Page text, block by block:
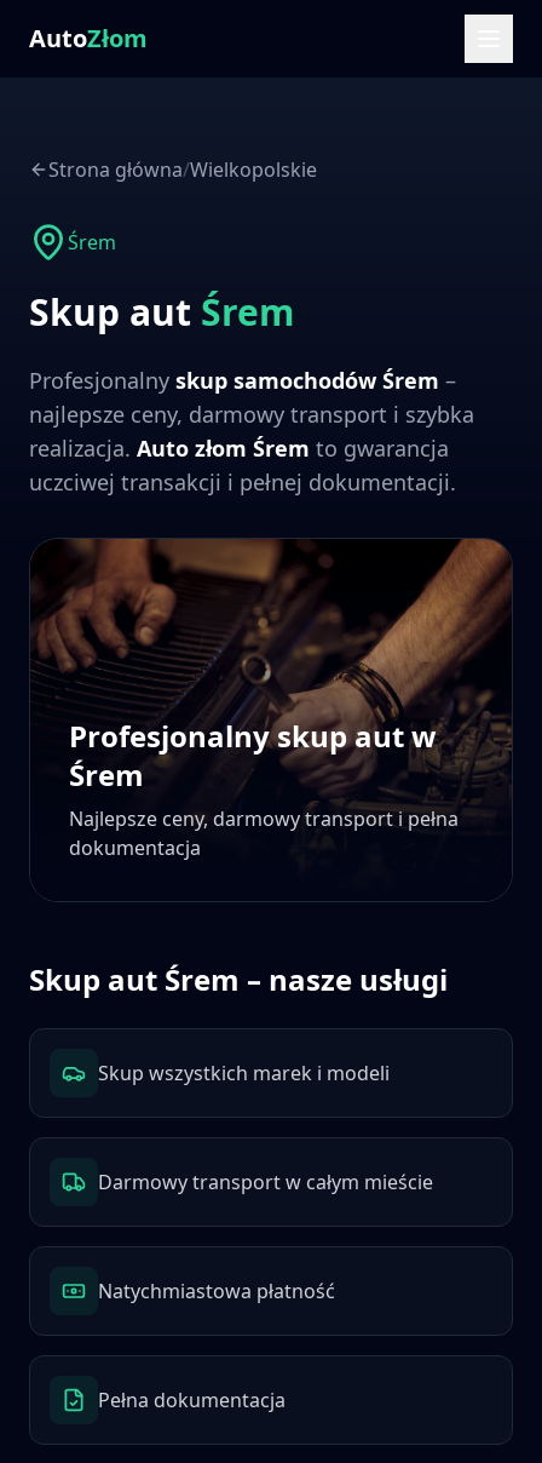
AutoZłom
Strona główna/Wielkopolskie
Śrem
Skup aut Śrem
Profesjonalny skup samochodówŚrem –
najlepsze ceny, darmowy transport i szybka
realizacja. Auto złom Śrem to gwarancja
uczciwej transakcji i pełnej dokumentacji.
Profesjonalny skup aut w
Śrem
Najlepsze ceny, darmowy transport i pełna
dokumentacja
Skup aut Śrem – nasze usługi
Skup wszystkich marek i modeli
Darmowy transport w całym mieście
Natychmiastowa płatność
Pełna dokumentacja